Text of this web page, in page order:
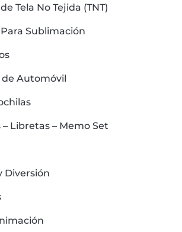
Tela No Tejida (TNT)
Sublimación
de Automóvil
Libretas – Memo Set
Diversión